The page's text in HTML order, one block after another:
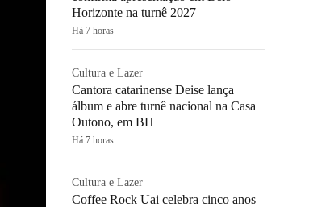
Horizonte na turnê 2027
Há 7 horas
Cultura e Lazer
Cantora catarinense Deise lança
álbum e abre turnê nacional na Casa
Outono, em BH
Há 7 horas
Cultura e Lazer
Coffee Rock Uai celebra cinco anos